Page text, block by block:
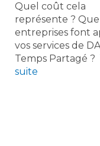
Quel coût cela
représente ?
entreprises font
vos services de
Temps Partagé ?
suite